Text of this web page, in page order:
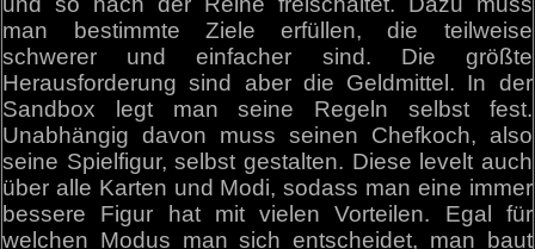
man bestimmte Ziele erfüllen, die teilweise
schwerer und einfacher sind. Die größte
Herausforderung sind aber die Geldmittel. In der
Sandbox legt man seine Regeln selbst fest.
Unabhängig davon muss seinen Chefkoch, also
seine Spielfigur, selbst gestalten. Diese levelt auch
über alle Karten und Modi, sodass man eine immer
bessere Figur hat mit vielen Vorteilen. Egal für
welchen Modus man sich entscheidet, man baut